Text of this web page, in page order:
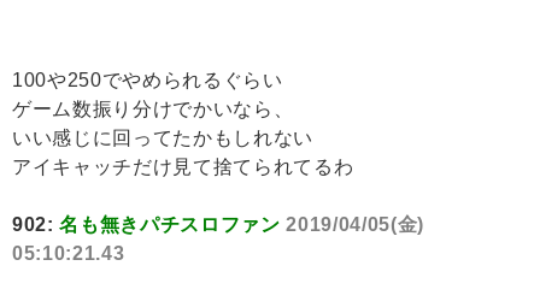
100や250でやめられるぐらい
ゲーム数振り分けでかいなら、
いい感じに回ってたかもしれない
アイキャッチだけ見て捨てられてるわ
902:名も無きパチスロファン 2019/04/05(金)
05:10:21.43